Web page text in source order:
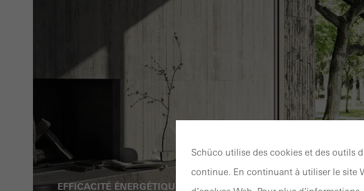
EFFICACITÉ ÉNERGÉTIQUE DESIGN
Schüco utilise des cookies et des outils
continue. En continuant à utiliser le site